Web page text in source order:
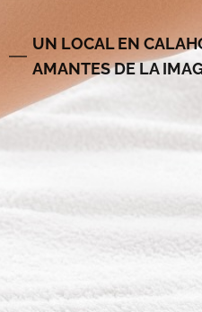
UN LOCAL EN
AMANTES DE LA